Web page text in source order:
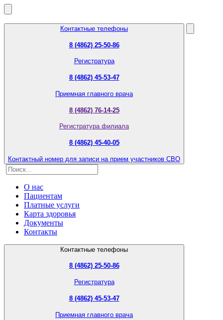
Контактные телефоны
8 (4862) 25-50-86
Регистратура
8 (4862) 45-53-47
Приемная главного врача
8 (4862) 76-14-25
Регистратура филиала
8 (4862) 45-40-05
Контактный номер для записи на прием участников СВО
О нас
Пациентам
Платные услуги
Карта здоровья
Документы
Контакты
Контактные телефоны
8 (4862) 25-50-86
Регистратура
8 (4862) 45-53-47
Приемная главного врача